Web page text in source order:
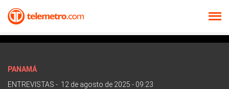
PANAMÁ
ENTREVISTAS - 12 de agosto de 2025 - 09:23